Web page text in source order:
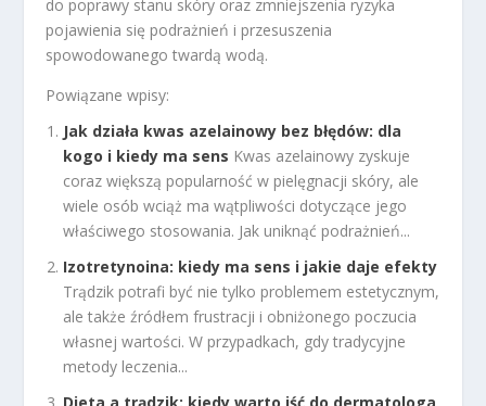
do poprawy stanu skóry oraz zmniejszenia ryzyka
pojawienia się podrażnień i przesuszenia
spowodowanego twardą wodą.
Powiązane wpisy:
Jak działa kwas azelainowy bez błędów: dla
kogo i kiedy ma sens Kwas azelainowy zyskuje
coraz większą popularność w pielęgnacji skóry, ale
wiele osób wciąż ma wątpliwości dotyczące jego
właściwego stosowania. Jak uniknąć podrażnień...
Izotretynoina: kiedy ma sens i jakie daje efekty
Trądzik potrafi być nie tylko problemem estetycznym,
ale także źródłem frustracji i obniżonego poczucia
własnej wartości. W przypadkach, gdy tradycyjne
metody leczenia...
Dieta a trądzik: kiedy warto iść do dermatologa